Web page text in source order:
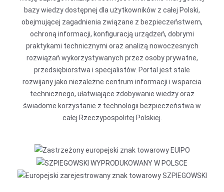
bazy wiedzy dostępnej dla użytkowników z całej Polski,
obejmującej zagadnienia związane z bezpieczeństwem,
ochroną informacji, konfiguracją urządzeń, dobrymi
praktykami technicznymi oraz analizą nowoczesnych
rozwiązań wykorzystywanych przez osoby prywatne,
przedsiębiorstwa i specjalistów. Portal jest stale
rozwijany jako niezależne centrum informacji i wsparcia
technicznego, ułatwiające zdobywanie wiedzy oraz
świadome korzystanie z technologii bezpieczeństwa w
całej Rzeczypospolitej Polskiej.